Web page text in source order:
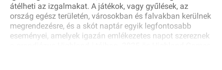
átélheti az izgalmakat. A játékok, vagy gyűlések, az
ország egész területén, városokban és falvakban kerülnek
megrendezésre, és a skót naptár egyik legfontosabb
eseményei, amelyek igazán emlékezetes napot szereznek